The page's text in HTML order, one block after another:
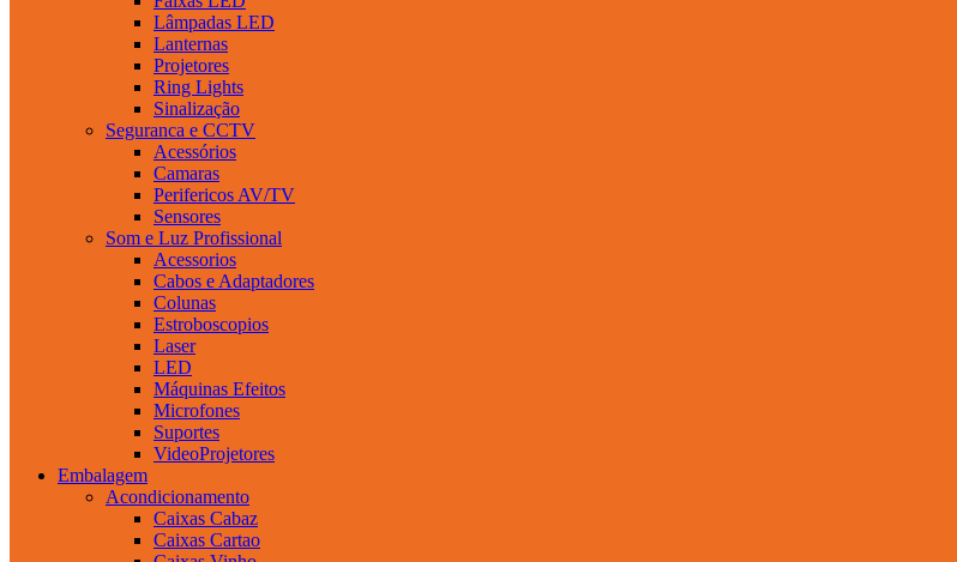
Lâmpadas LED
Lanternas
Projetores
Ring Lights
Sinalização
Seguranca e CCTV
Acessórios
Camaras
Perifericos AV/TV
Sensores
Som e Luz Profissional
Acessorios
Cabos e Adaptadores
Colunas
Estroboscopios
Laser
LED
Máquinas Efeitos
Microfones
Suportes
VideoProjetores
Embalagem
Acondicionamento
Caixas Cabaz
Caixas Cartao